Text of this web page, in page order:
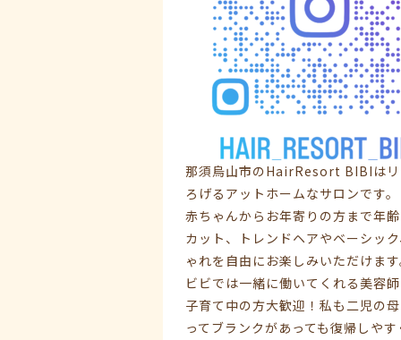
那須烏山市のHairResort BIBIはリ
ろげるアットホームなサロンです。
赤ちゃんからお年寄りの方まで年
カット、トレンドヘアやベーシッ
ゃれを自由にお楽しみいただけます
ビビでは一緒に働いてくれる美容
子育て中の方大歓迎！私も二児の
ってブランクがあっても復帰しや